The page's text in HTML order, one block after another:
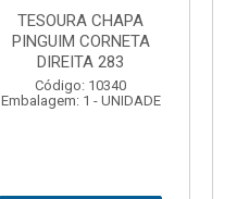
VARAO PARA CORTINA
PRESSAO RETO
1.05a1.18cm
Código: 104043
Embalagem: 1 - UNIDADE